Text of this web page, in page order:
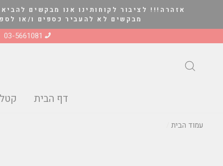
אזהרה!!! לציבור לקוחותינו אנו מבקשים
מבקשים לא להעביר כספים ו/או לספק סחורה
03-5661081
דף הבית
עמוד הבית